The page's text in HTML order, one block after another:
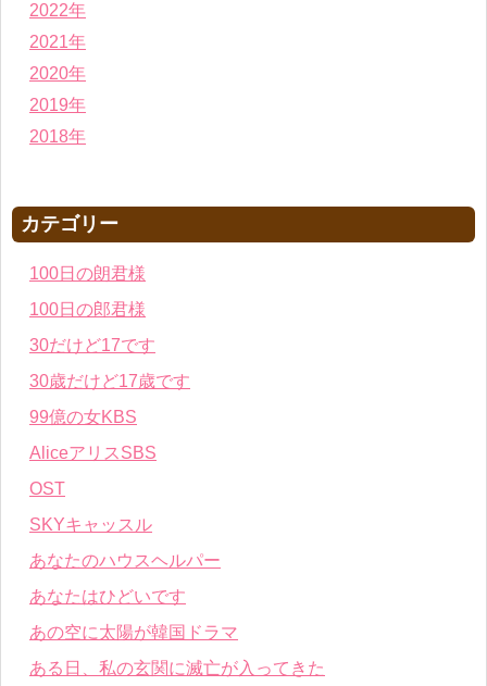
2022年
2021年
2020年
2019年
2018年
カテゴリー
100日の朗君様
100日の郎君様
30だけど17です
30歳だけど17歳です
99億の女KBS
AliceアリスSBS
OST
SKYキャッスル
あなたのハウスヘルパー
あなたはひどいです
あの空に太陽が韓国ドラマ
ある日、私の玄関に滅亡が入ってきた